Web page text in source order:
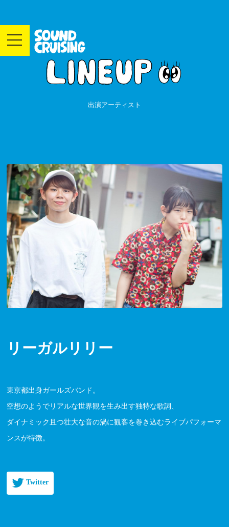
toggle
navigation
出演アーティスト
リーガルリリー
東京都出身ガールズバンド。
空想のようでリアルな世界観を生み出す独特な歌詞、
ダイナミック且つ壮大な音の渦に観客を巻き込むライブパフォーマ
ンスが特徴。
Twitter